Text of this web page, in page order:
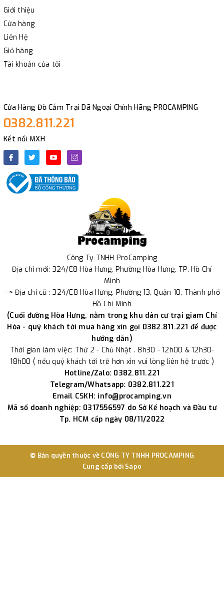
Giới thiệu
Cửa hàng
Liên Hệ
Giỏ hàng
Tài khoản của tôi
Cửa Hàng Đồ Cắm Trại Dã Ngoại Chính Hãng PROCAMPING
0382.811.221
Kết nối MXH
Công Ty TNHH ProCamping
Địa chỉ mới: 324/E8 Hòa Hưng, Phường Hòa Hưng, TP. Hồ Chí
Minh
=> Địa chỉ cũ : 324/E8 Hòa Hưng, Phường 13, Quận 10, Thành phố
Hồ Chí Minh
(Cuối đường Hòa Hưng, nằm trong khu dân cư trại giam Chí
Hòa - quý khách tới mua hàng xin gọi 0382.811.221 để được
hướng dẫn)
Thời gian làm việc: Thứ 2 - Chủ Nhật . 8h30 - 12h00 & 12h30-
18h00 ( nếu quý khách tới trễ hơn xin vui lòng liên hệ trước )
Hotline/Zalo: 0382.811.221
Telegram/Whatsapp: 0382.811.221
Email CSKH: info@procamping.vn
Mã số doanh nghiệp: 0317556597 do Sở Kế hoạch và Đầu tư
Tp. HCM cấp ngày 08/11/2022
© Bản quyền thuộc về CÔNG TY TNHH PROCAMPING
Cung cấp bởi Sapo